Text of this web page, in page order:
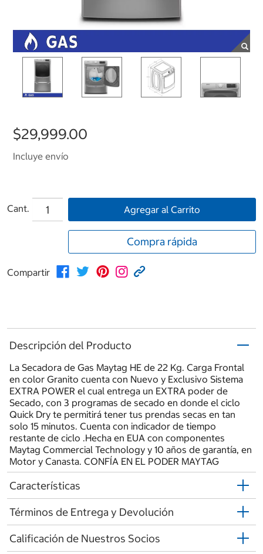
$29,999.00
Incluye envío
Cant. Agregar al Carrito
Compra rápida
Compartir
Descripción del Producto
La Secadora de Gas Maytag HE de 22 Kg. Carga Frontal
en color Granito cuenta con Nuevo y Exclusivo Sistema
EXTRA POWER el cual entrega un EXTRA poder de
Secado, con 3 programas de secado en donde el ciclo
Quick Dry te permitirá tener tus prendas secas en tan
solo 15 minutos. Cuenta con indicador de tiempo
restante de ciclo .Hecha en EUA con componentes
Maytag Commercial Technology y 10 años de garantía, en
Motor y Canasta. CONFÍA EN EL PODER MAYTAG
Características
Términos de Entrega y Devolución
Calificación de Nuestros Socios